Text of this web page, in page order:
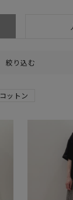
絞り込む
コットン